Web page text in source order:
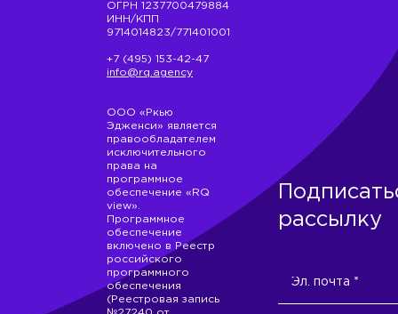
ОГРН 1237700479884
ИНН/КПП
9714014823/771401001
+7 (495) 153-42-47
info@rq.agency
ООО «Ркью
Эдженси» является
правообладателем
исключительного
права на
программное
обеспечение «RQ
view».
Программное
обеспечение
включено в Реестр
российского
программного
обеспечения
(Реестровая запись
рассылку